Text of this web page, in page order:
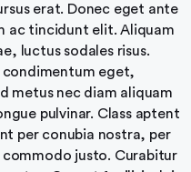
erat. Donec eget ante
ac tincidunt elit. Aliquam
luctus sodales risus.
condimentum eget,
metus nec diam aliquam
pulvinar. Class aptent
per conubia nostra, per
commodo justo. Curabitur